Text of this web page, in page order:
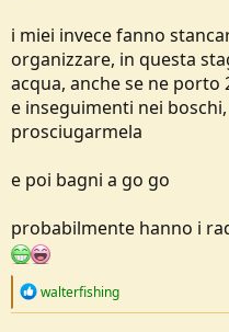
i miei invece fanno
organizzare, in questa
acqua, anche se ne
e inseguimenti nei
prosciugarmela
e poi bagni a go go
probabilmente hanno i
R
walterfishing